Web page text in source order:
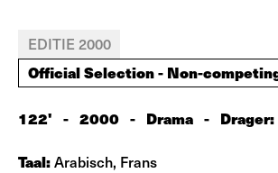
EDITIE 2000
Official Selection - Non-
122' - 2000 - Drama - Drager:
Taal:Arabisch, Frans